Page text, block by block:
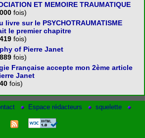
ET MEMOIRE TRAUMATIQUE
fois)
livre sur le PSYCHOTRAUMATISME
le premier chapitre
fois)
of Pierre Janet
fois)
Française accepte mon 2ème article
Janet
fois)
Espace rédacteurs squelette